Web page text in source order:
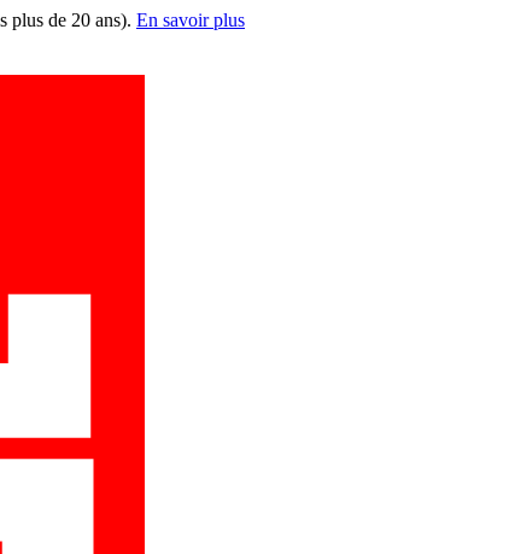
plus de 20 ans). En savoir plus